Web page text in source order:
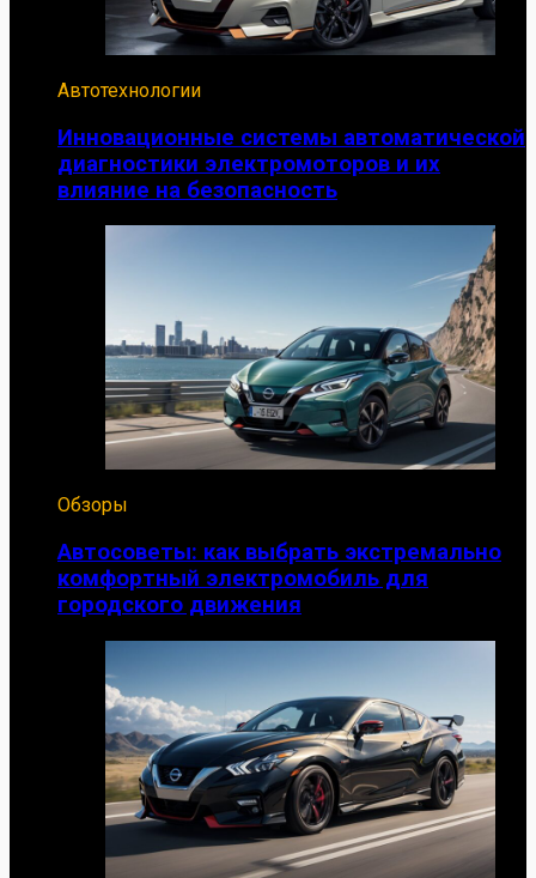
Автотехнологии
Инновационные системы автоматической
диагностики электромоторов и их
влияние на безопасность
Обзоры
Автосоветы: как выбрать экстремально
комфортный электромобиль для
городского движения